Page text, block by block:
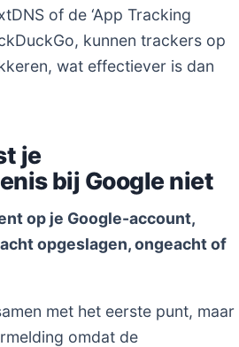
of de ‘App Tracking
kunnen trackers op
wat effectiever is dan
je
bij Google niet
op je Google-account,
opgeslagen, ongeacht of
met het eerste punt, maar
omdat de